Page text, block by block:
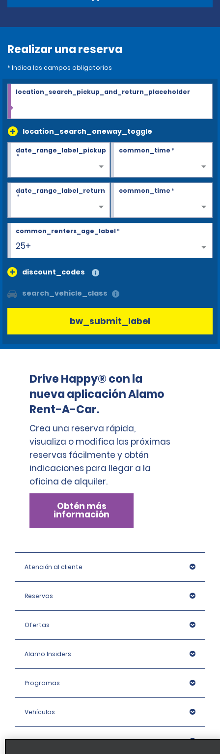
Realizar una reserva
* Indica los campos obligatorios
location_search_oneway_toggle
location_search_pickup_and_return_placeholder
date_range_label_pickup
*
common_time*
date_range_label_return
*
common_time*
25+
common_renters_age_label*
discount_codes
search_vehicle_class
bw_submit_label
Drive Happy® con la
nueva aplicación Alamo
Rent-A-Car.
Crea una reserva rápida,
visualiza o modifica las próximas
reservas fácilmente y obtén
indicaciones para llegar a la
oficina de alquiler.
Obtén más
información
Atención al cliente
Reservas
Ofertas
Alamo Insiders
Programas
Vehículos
Oficinas